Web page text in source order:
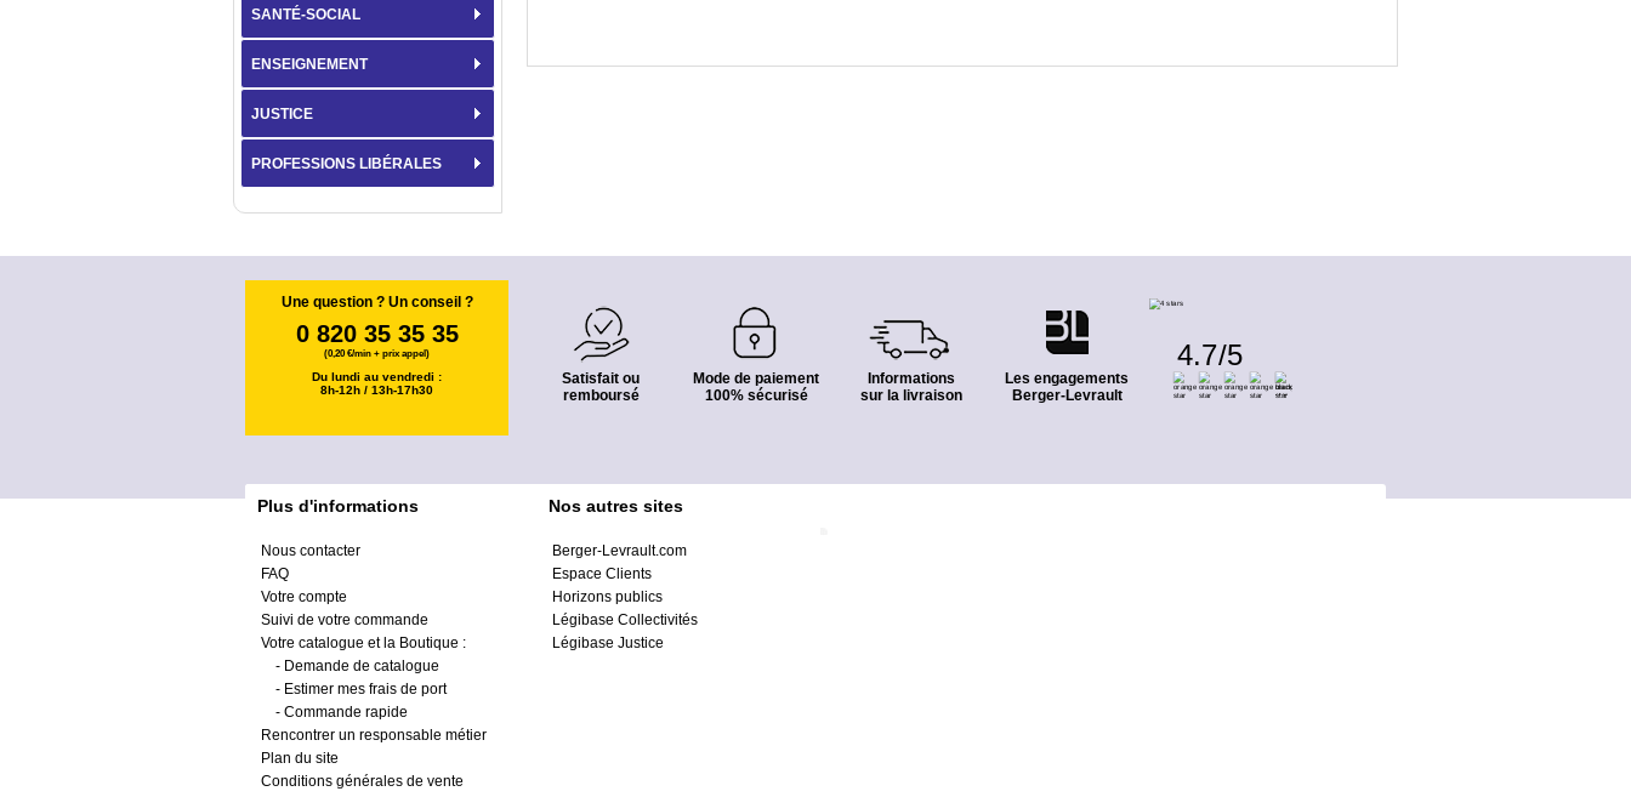
SANTÉ-SOCIAL
ENSEIGNEMENT
JUSTICE
PROFESSIONS LIBÉRALES
Une question ? Un conseil ?
0 820 35 35 35
(0,20 €/min + prix appel)
Du lundi au vendredi :
8h-12h / 13h-17h30
Satisfait ou
remboursé
Mode de paiement
100% sécurisé
Informations
sur la livraison
Les engagements
Berger-Levrault
4.7/5
Plus d'informations
Nous contacter
FAQ
Votre compte
Suivi de votre commande
Votre catalogue et la Boutique :
- Demande de catalogue
- Estimer mes frais de port
- Commande rapide
Rencontrer un responsable métier
Plan du site
Conditions générales de vente
Nos autres sites
Berger-Levrault.com
Espace Clients
Horizons publics
Légibase Collectivités
Légibase Justice